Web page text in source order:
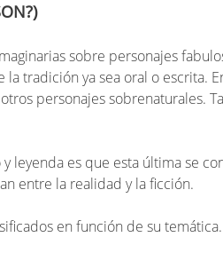
sobre personajes
la tradición ya sea oral o escrita.
personajes sobrenaturales.
leyenda es que esta última se
entre la realidad y la ficción.
en función de su